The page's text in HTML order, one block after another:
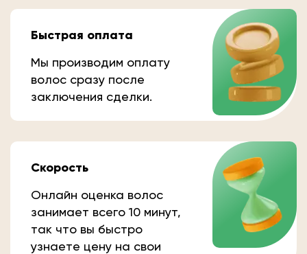
Быстрая оплата
Мы производим оплату
волос сразу после
заключения сделки.
Скорость
Онлайн оценка волос
занимает всего 10 минут,
так что вы быстро
узнаете цену на свои